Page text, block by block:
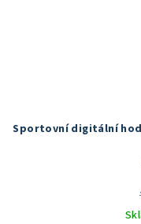
Sportovní digitální